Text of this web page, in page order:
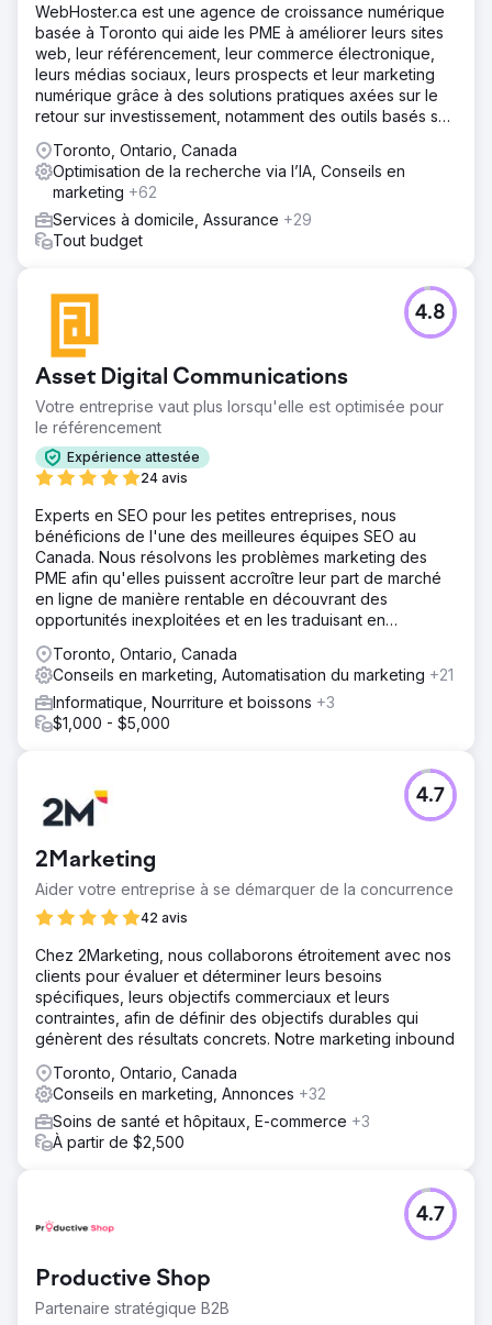
WebHoster.ca est une agence de croissance numérique
basée à Toronto qui aide les PME à améliorer leurs sites
web, leur référencement, leur commerce électronique,
leurs médias sociaux, leurs prospects et leur marketing
numérique grâce à des solutions pratiques axées sur le
retour sur investissement, notamment des outils basés sur
Toronto, Ontario, Canada
Optimisation de la recherche via l’IA, Conseils en
marketing +62
Services à domicile, Assurance +29
Tout budget
Asset Digital Communications
Votre entreprise vaut plus lorsqu'elle est optimisée pour
le référencement
Expérience attestée
24 avis
4.8
Experts en SEO pour les petites entreprises, nous
bénéficions de l'une des meilleures équipes SEO au
Canada. Nous résolvons les problèmes marketing des
PME afin qu'elles puissent accroître leur part de marché
en ligne de manière rentable en découvrant des
opportunités inexploitées et en les traduisant en
Toronto, Ontario, Canada
Conseils en marketing, Automatisation du marketing +21
Informatique, Nourriture et boissons +3
$1,000 - $5,000
2Marketing
Aider votre entreprise à se démarquer de la concurrence
42 avis
4.7
Chez 2Marketing, nous collaborons étroitement avec nos
clients pour évaluer et déterminer leurs besoins
spécifiques, leurs objectifs commerciaux et leurs
contraintes, afin de définir des objectifs durables qui
génèrent des résultats concrets. Notre marketing inbound
Toronto, Ontario, Canada
Conseils en marketing, Annonces +32
Soins de santé et hôpitaux, E-commerce +3
À partir de $2,500
Productive Shop
Partenaire stratégique B2B
4.7